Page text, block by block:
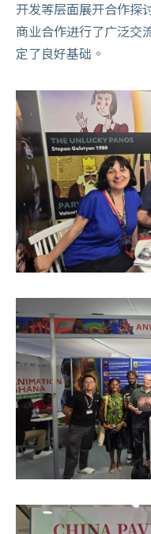
开发等层面展开合作探
商业合作进行了广泛交
定了良好基础。